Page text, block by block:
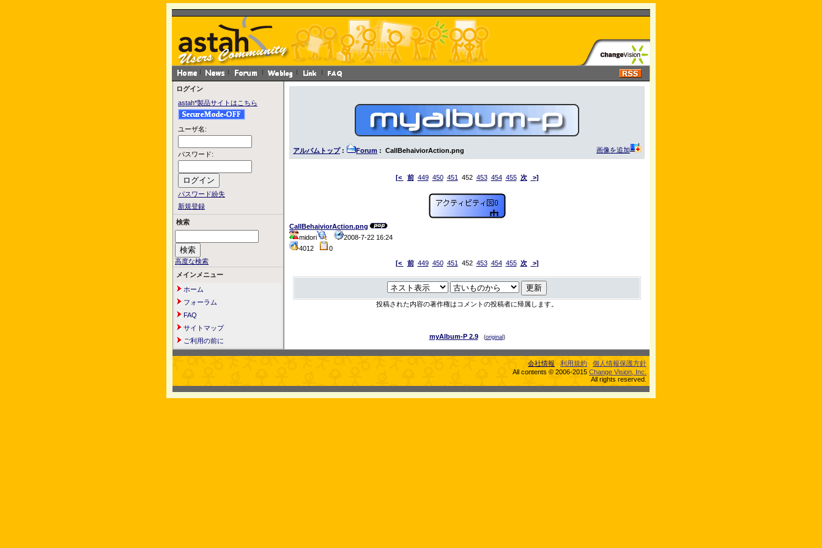
ログイン
astah*製品サイトはこちら
ユーザ名:
パスワード:
パスワード紛失
新規登録
検索
高度な検索
メインメニュー
ホーム
フォーラム
FAQ
サイトマップ
ご利用の前に
アルバムトップ: Forum : CallBehaiviorAction.png 画像を追加
[< 前 449 450 451 452 453 454 455 次 >]
CallBehaiviorAction.png
midori
2008-7-22 16:24
4012
0
[<
前 449 450 451 452 453 454 455 次 >]
投稿された内容の著作権はコメントの投稿者に帰属します。
myAlbum-P 2.9 (original )
会社情報 利用規約
個人情報保護方針
All contents © 2006-2015 Change Vision, Inc.
All rights reserved.